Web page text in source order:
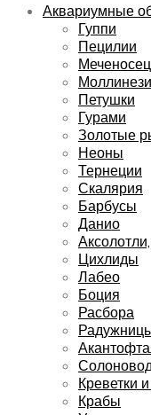
Аквариумные
Гуппи
Пецилии
Меченосец
Петушки
Гурами
Золотые
Неоны
Тернеции
Скалярия
Барбусы
Данио
Цихлиды
Лабео
Боция
Расбора
Креветки
Крабы